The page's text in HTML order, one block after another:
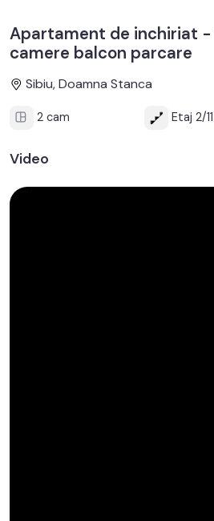
Apartament de inchiriat -
camere balcon parcare
Sibiu, Doamna Stanca
2 cam Etaj 2/11
Video